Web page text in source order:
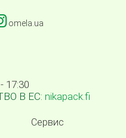
omela.ua
17:30
В ЕС: nikapack.fi
Сервис